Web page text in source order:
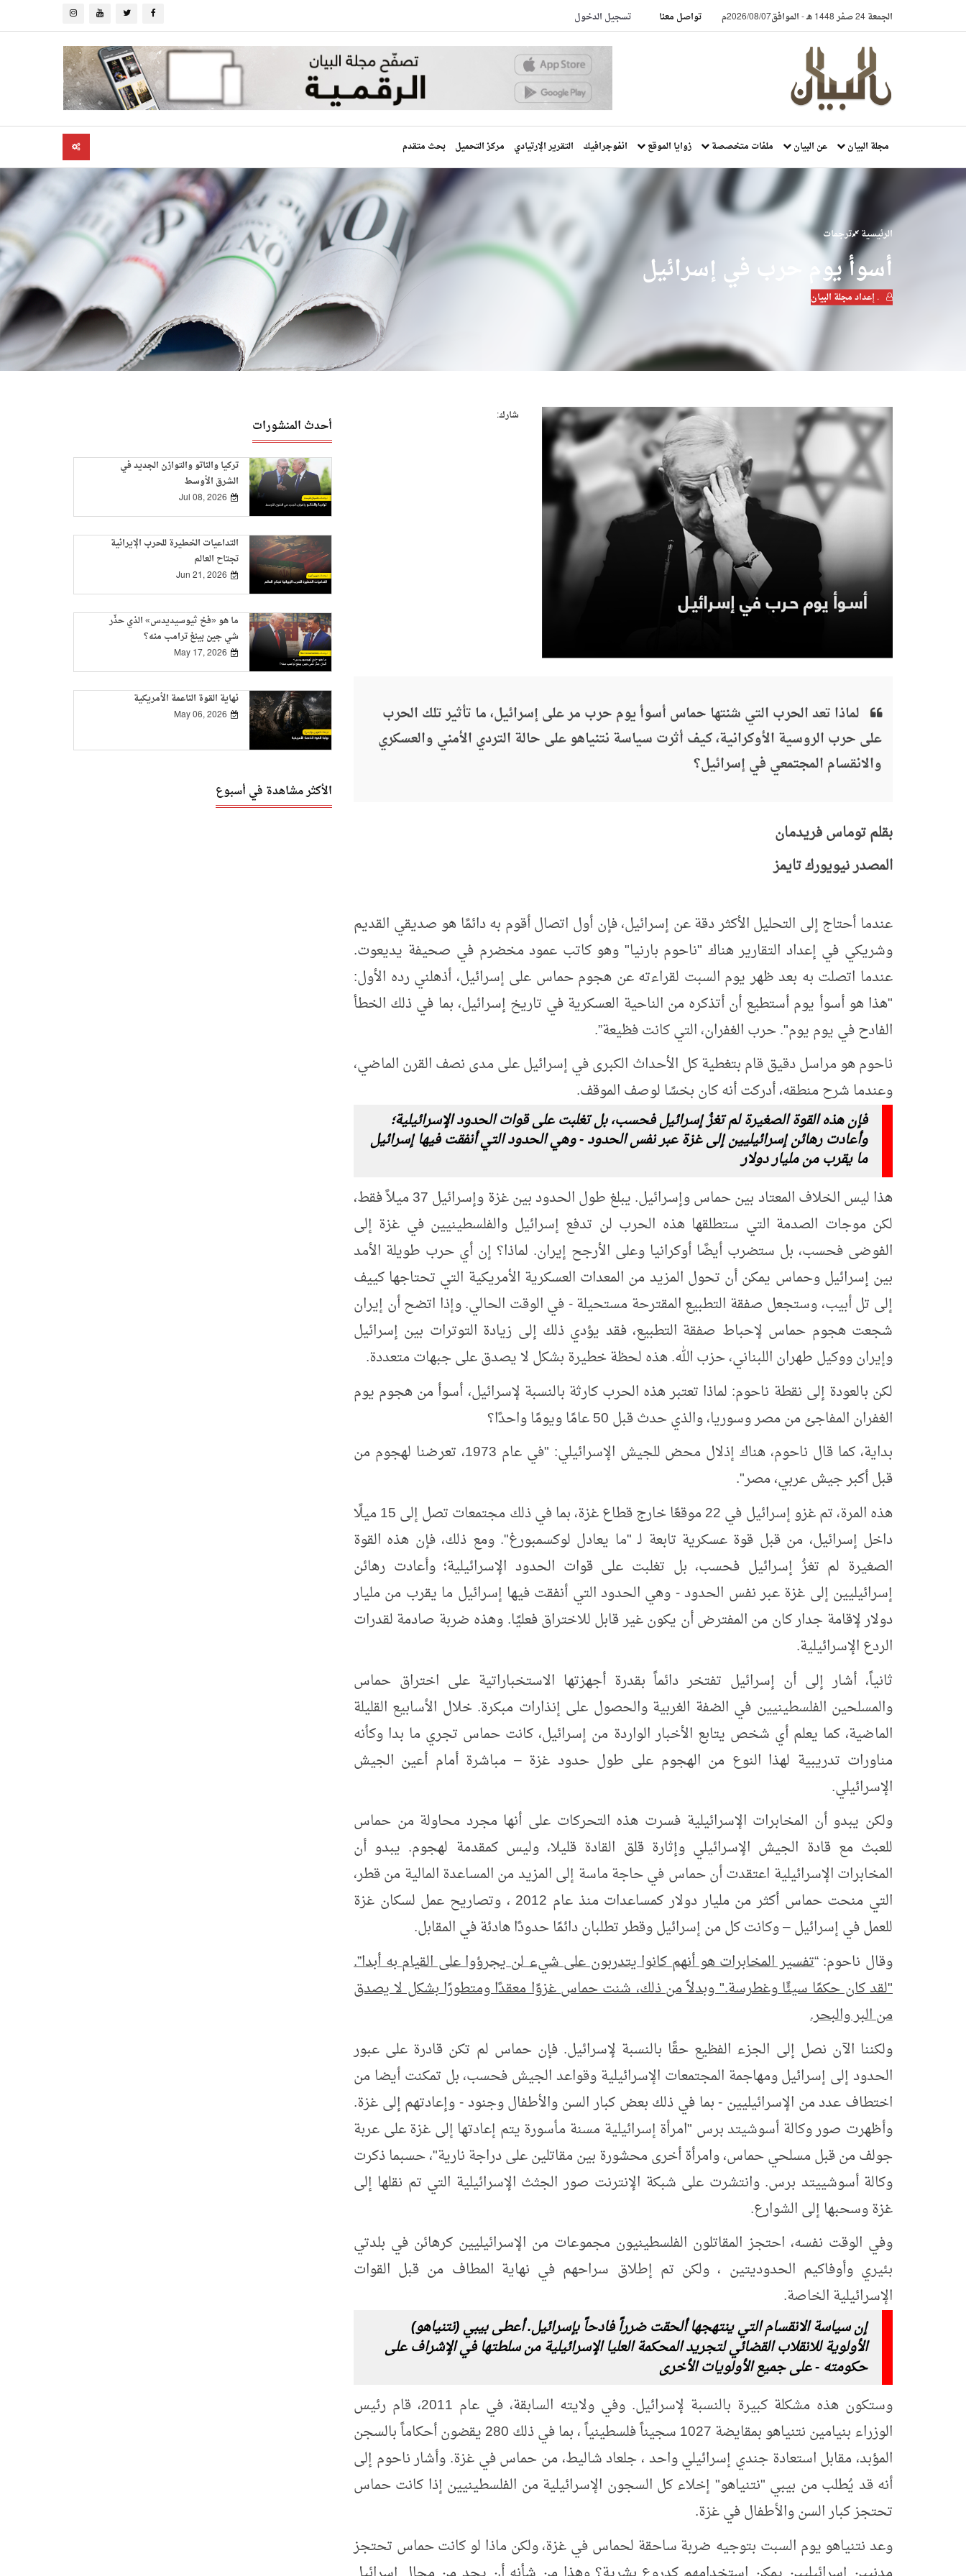
الجمعة 24 صفر 1448 هـ -الموافق2026/08/07م تواصل معنا تسجيل الدخول
مجلة البيان عن البيان ملفات متخصصة زوايا الموقع انفوجرافيك التقرير الإرتيادي مركز التحميل بحث متقدم
الرئيسية ترجمات
أسوأ يوم حرب في إسرائيل
. إعداد مجلة البيان
شارك:
لماذا تعد الحرب التي شنتها حماس أسوأ يوم حرب مر على إسرائيل، ما تأثير تلك الحرب
على حرب الروسية الأوكرانية، كيف أثرت سياسة نتنياهو على حالة التردي الأمني والعسكري
والانقسام المجتمعي في إسرائيل؟
بقلم توماس فريدمان
المصدر نيويورك تايمز
عندما أحتاج إلى التحليل الأكثر دقة عن إسرائيل، فإن أول اتصال أقوم به دائمًا هو صديقي القديم
وشريكي في إعداد التقارير هناك "ناحوم بارنيا" وهو كاتب عمود مخضرم في صحيفة يديعوت.
عندما اتصلت به بعد ظهر يوم السبت لقراءته عن هجوم حماس على إسرائيل، أذهلني رده الأول:
"هذا هو أسوأ يوم أستطيع أن أتذكره من الناحية العسكرية في تاريخ إسرائيل، بما في ذلك الخطأ
الفادح في يوم يوم". حرب الغفران، التي كانت فظيعة”.
ناحوم هو مراسل دقيق قام بتغطية كل الأحداث الكبرى في إسرائيل على مدى نصف القرن الماضي،
وعندما شرح منطقه، أدركت أنه كان بخسًا لوصف الموقف.
فإن هذه القوة الصغيرة لم تغزُ إسرائيل فحسب، بل تغلبت على قوات الحدود الإسرائيلية؛
وأعادت رهائن إسرائيليين إلى غزة عبر نفس الحدود - وهي الحدود التي أنفقت فيها إسرائيل
ما يقرب من مليار دولار
هذا ليس الخلاف المعتاد بين حماس وإسرائيل. يبلغ طول الحدود بين غزة وإسرائيل 37 ميلاً فقط،
لكن موجات الصدمة التي ستطلقها هذه الحرب لن تدفع إسرائيل والفلسطينيين في غزة إلى
الفوضى فحسب، بل ستضرب أيضًا أوكرانيا وعلى الأرجح إيران. لماذا؟ إن أي حرب طويلة الأمد
بين إسرائيل وحماس يمكن أن تحول المزيد من المعدات العسكرية الأمريكية التي تحتاجها كييف
إلى تل أبيب، وستجعل صفقة التطبيع المقترحة مستحيلة - في الوقت الحالي. وإذا اتضح أن إيران
شجعت هجوم حماس لإحباط صفقة التطبيع، فقد يؤدي ذلك إلى زيادة التوترات بين إسرائيل
وإيران ووكيل طهران اللبناني، حزب الله. هذه لحظة خطيرة بشكل لا يصدق على جبهات متعددة.
لكن بالعودة إلى نقطة ناحوم: لماذا تعتبر هذه الحرب كارثة بالنسبة لإسرائيل، أسوأ من هجوم يوم
الغفران المفاجئ من مصر وسوريا، والذي حدث قبل 50 عامًا ويومًا واحدًا؟
بداية، كما قال ناحوم، هناك إذلال محض للجيش الإسرائيلي: "في عام 1973، تعرضنا لهجوم من
قبل أكبر جيش عربي، مصر".
هذه المرة، تم غزو إسرائيل في 22 موقعًا خارج قطاع غزة، بما في ذلك مجتمعات تصل إلى 15 ميلًا
داخل إسرائيل، من قبل قوة عسكرية تابعة لـ "ما يعادل لوكسمبورغ". ومع ذلك، فإن هذه القوة
الصغيرة لم تغزُ إسرائيل فحسب، بل تغلبت على قوات الحدود الإسرائيلية؛ وأعادت رهائن
إسرائيليين إلى غزة عبر نفس الحدود - وهي الحدود التي أنفقت فيها إسرائيل ما يقرب من مليار
دولارلإقامة جدار كان من المفترض أن يكون غير قابل للاختراق فعليًا. وهذه ضربة صادمة لقدرات
الردع الإسرائيلية.
ثانياً، أشار إلى أن إسرائيل تفتخر دائماً بقدرة أجهزتها الاستخباراتية على اختراق حماس
والمسلحين الفلسطينيين في الضفة الغربية والحصول على إنذارات مبكرة. خلال الأسابيع القليلة
الماضية، كما يعلم أي شخص يتابع الأخبار الواردة من إسرائيل، كانت حماس تجري ما بدا وكأنه
مناورات تدريبية لهذا النوع من الهجوم على طول حدود غزة – مباشرة أمام أعين الجيش
الإسرائيلي.
ولكن يبدو أن المخابرات الإسرائيلية فسرت هذه التحركات على أنها مجرد محاولة من حماس
للعبث مع قادة الجيش الإسرائيلي وإثارة قلق القادة قليلا، وليس كمقدمة لهجوم. يبدو أن
المخابرات الإسرائيلية اعتقدت أن حماس في حاجة ماسة إلى المزيد من المساعدة المالية من قطر،
التي منحت حماس أكثر من مليار دولار كمساعدات منذ عام 2012 ، وتصاريح عمل لسكان غزة
للعمل في إسرائيل – وكانت كل من إسرائيل وقطر تطلبان دائمًا حدودًا هادئة في المقابل.
وقال ناحوم: “تفسير المخابرات هو أنهم كانوا يتدربون على شيء لن يجرؤوا على القيام به أبدا”.
"لقد كان حكمًا سيئًا وغطرسة." وبدلاً من ذلك، شنت حماس غزوًا معقدًا ومتطورًا بشكل لا يصدق
من البر والبحر.
ولكننا الآن نصل إلى الجزء الفظيع حقًا بالنسبة لإسرائيل. فإن حماس لم تكن قادرة على عبور
الحدود إلى إسرائيل ومهاجمة المجتمعات الإسرائيلية وقواعد الجيش فحسب، بل تمكنت أيضا من
اختطاف عدد من الإسرائيليين - بما في ذلك بعض كبار السن والأطفال وجنود - وإعادتهم إلى غزة.
وأظهرت صور وكالة أسوشيتد برس "امرأة إسرائيلية مسنة مأسورة يتم إعادتها إلى غزة على عربة
جولف من قبل مسلحي حماس، وامرأة أخرى محشورة بين مقاتلين على دراجة نارية"، حسبما ذكرت
وكالة أسوشييتد برس. وانتشرت على شبكة الإنترنت صور الجثث الإسرائيلية التي تم نقلها إلى
غزة وسحبها إلى الشوارع.
وفي الوقت نفسه، احتجز المقاتلون الفلسطينيون مجموعات من الإسرائيليين كرهائن في بلدتي
بئيري وأوفاكيم الحدوديتين ، ولكن تم إطلاق سراحهم في نهاية المطاف من قبل القوات
الإسرائيلية الخاصة.
إن سياسة الانقسام التي ينتهجها ألحقت ضرراً فادحاً بإسرائيل. أعطى بيبي (نتنياهو)
الأولوية للانقلاب القضائي لتجريد المحكمة العليا الإسرائيلية من سلطتها في الإشراف على
حكومته - على جميع الأولويات الأخرى
وستكون هذه مشكلة كبيرة بالنسبة لإسرائيل. وفي ولايته السابقة، في عام 2011، قام رئيس
الوزراء بنيامين نتنياهو بمقايضة 1027 سجيناً فلسطينياً ، بما في ذلك 280 يقضون أحكاماً بالسجن
المؤبد، مقابل استعادة جندي إسرائيلي واحد ، جلعاد شاليط، من حماس في غزة. وأشار ناحوم إلى
أنه قد يُطلب من بيبي "نتنياهو" إخلاء كل السجون الإسرائيلية من الفلسطينيين إذا كانت حماس
تحتجز كبار السن والأطفال في غزة.
وعد نتنياهو يوم السبت بتوجيه ضربة ساحقة لحماس في غزة، ولكن ماذا لو كانت حماس تحتجز
أحدث المنشورات
تركيا والناتو والتوازن الجديد في
الشرق الأوسط
Jul 08, 2026
التداعيات الخطيرة للحرب الإيرانية
تجتاح العالم
Jun 21, 2026
ما هو «فخ ثيوسيديدس» الذي حذّر
شي جين بينغ ترامب منه؟
May 17, 2026
نهاية القوة الناعمة الأمريكية
May 06, 2026
الأكثر مشاهدة في أسبوع